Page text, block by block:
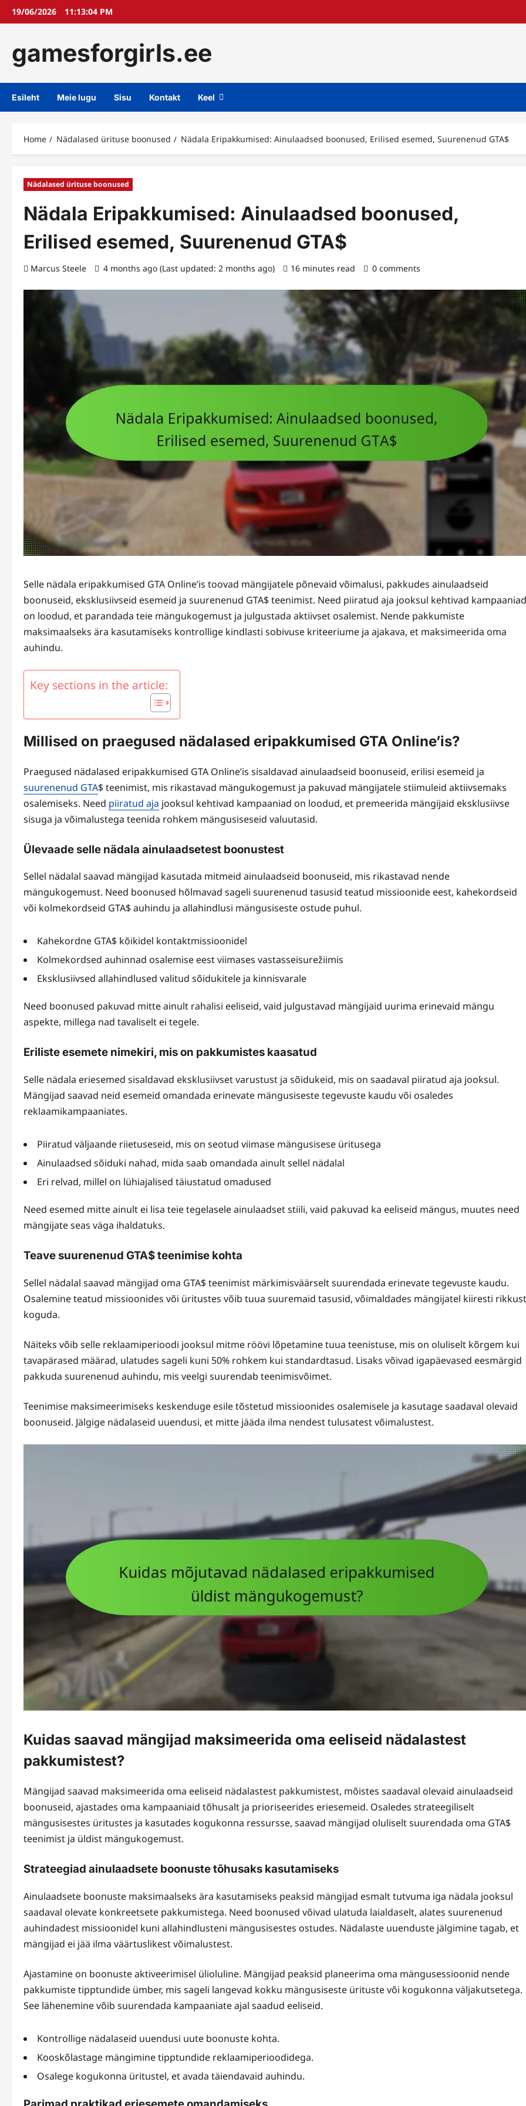
Skip19/06/2026 11:13:05 PM
gamesforgirls.ee
Esileht Meie lugu Sisu Kontakt Keel
Home Nädalased ürituse boonused Nädala Eripakkumised: Ainulaadsed boonused, Erilised esemed, Suurenenud GTA$
Nädalased ürituse boonused
Nädala Eripakkumised: Ainulaadsed boonused,
Erilised esemed, Suurenenud GTA$
Marcus Steele 4 months ago (Last updated: 2 months ago) 16 minutes read 0 comments
Selle nädala eripakkumised GTA Online’is toovad mängijatele põnevaid võimalusi, pakkudes ainulaadseid
boonuseid, eksklusiivseid esemeid ja suurenenud GTA$ teenimist. Need piiratud aja jooksul kehtivad kampaaniad
on loodud, et parandada teie mängukogemust ja julgustada aktiivset osalemist. Nende pakkumiste
maksimaalseks ära kasutamiseks kontrollige kindlasti sobivuse kriteeriume ja ajakava, et maksimeerida oma
auhindu.
Key sections in the article:
Millised on praegused nädalased eripakkumised GTA Online’is?
Praegused nädalased eripakkumised GTA Online’is sisaldavad ainulaadseid boonuseid, erilisi esemeid ja
suurenenud GTA$ teenimist, mis rikastavad mängukogemust ja pakuvad mängijatele stiimuleid aktiivsemaks
osalemiseks. Need piiratud aja jooksul kehtivad kampaaniad on loodud, et premeerida mängijaid eksklusiivse
sisuga ja võimalustega teenida rohkem mängusiseseid valuutasid.
Ülevaade selle nädala ainulaadsetest boonustest
Sellel nädalal saavad mängijad kasutada mitmeid ainulaadseid boonuseid, mis rikastavad nende
mängukogemust. Need boonused hõlmavad sageli suurenenud tasusid teatud missioonide eest, kahekordseid
või kolmekordseid GTA$ auhindu ja allahindlusi mängusiseste ostude puhul.
Kahekordne GTA$ kõikidel kontaktmissioonidel
Kolmekordsed auhinnad osalemise eest viimases vastasseisurežiimis
Eksklusiivsed allahindlused valitud sõidukitele ja kinnisvarale
Need boonused pakuvad mitte ainult rahalisi eeliseid, vaid julgustavad mängijaid uurima erinevaid mängu
aspekte, millega nad tavaliselt ei tegele.
Eriliste esemete nimekiri, mis on pakkumistes kaasatud
Selle nädala eriesemed sisaldavad eksklusiivset varustust ja sõidukeid, mis on saadaval piiratud aja jooksul.
Mängijad saavad neid esemeid omandada erinevate mängusiseste tegevuste kaudu või osaledes
reklaamikampaaniates.
Piiratud väljaande riietuseseid, mis on seotud viimase mängusisese üritusega
Ainulaadsed sõiduki nahad, mida saab omandada ainult sellel nädalal
Eri relvad, millel on lühiajalised täiustatud omadused
Need esemed mitte ainult ei lisa teie tegelasele ainulaadset stiili, vaid pakuvad ka eeliseid mängus, muutes need
mängijate seas väga ihaldatuks.
Teave suurenenud GTA$ teenimise kohta
Sellel nädalal saavad mängijad oma GTA$ teenimist märkimisväärselt suurendada erinevate tegevuste kaudu.
Osalemine teatud missioonides või üritustes võib tuua suuremaid tasusid, võimaldades mängijatel kiiresti rikkust
koguda.
Näiteks võib selle reklaamiperioodi jooksul mitme röövi lõpetamine tuua teenistuse, mis on oluliselt kõrgem kui
tavapärased määrad, ulatudes sageli kuni 50% rohkem kui standardtasud. Lisaks võivad igapäevased eesmärgid
pakkuda suurenenud auhindu, mis veelgi suurendab teenimisvõimet.
Teenimise maksimeerimiseks keskenduge esile tõstetud missioonides osalemisele ja kasutage saadaval olevaid
boonuseid. Jälgige nädalaseid uuendusi, et mitte jääda ilma nendest tulusatest võimalustest.
Kuidas saavad mängijad maksimeerida oma eeliseid nädalastest
pakkumistest?
Mängijad saavad maksimeerida oma eeliseid nädalastest pakkumistest, mõistes saadaval olevaid ainulaadseid
boonuseid, ajastades oma kampaaniaid tõhusalt ja prioriseerides eriesemeid. Osaledes strateegiliselt
mängusisestes üritustes ja kasutades kogukonna ressursse, saavad mängijad oluliselt suurendada oma GTA$
teenimist ja üldist mängukogemust.
Strateegiad ainulaadsete boonuste tõhusaks kasutamiseks
Ainulaadsete boonuste maksimaalseks ära kasutamiseks peaksid mängijad esmalt tutvuma iga nädala jooksul
saadaval olevate konkreetsete pakkumistega. Need boonused võivad ulatuda laialdaselt, alates suurenenud
auhindadest missioonidel kuni allahindlusteni mängusisestes ostudes. Nädalaste uuenduste jälgimine tagab, et
mängijad ei jää ilma väärtuslikest võimalustest.
Ajastamine on boonuste aktiveerimisel ülioluline. Mängijad peaksid planeerima oma mängusessioonid nende
pakkumiste tipptundide ümber, mis sageli langevad kokku mängusiseste ürituste või kogukonna väljakutsetega.
See lähenemine võib suurendada kampaaniate ajal saadud eeliseid.
Kontrollige nädalaseid uuendusi uute boonuste kohta.
Kooskõlastage mängimine tipptundide reklaamiperioodidega.
Osalege kogukonna üritustel, et avada täiendavaid auhindu.